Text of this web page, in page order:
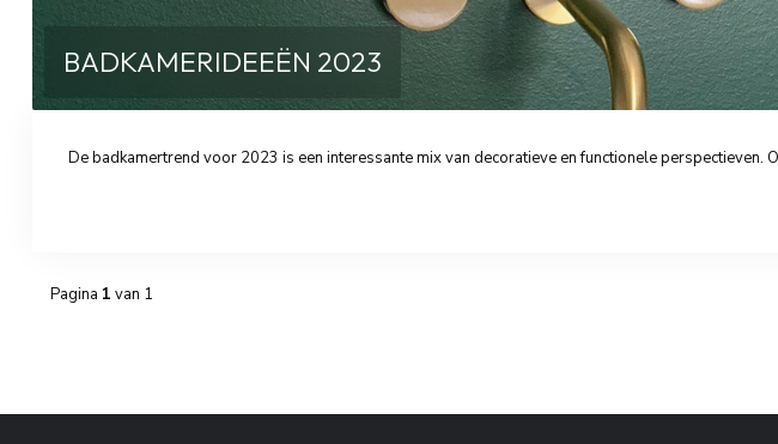
BADKAMERIDEEËN 2023
De badkamertrend voor 2023 is een interessante mix van decoratieve en functionele perspectieven.
Pagina 1 van 1